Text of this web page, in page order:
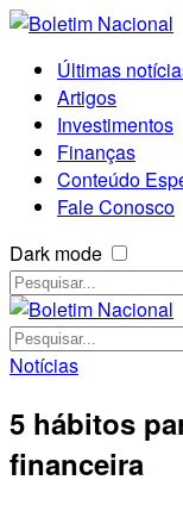
Últimas
Artigos
Investimentos
Finanças
Conteúdo
Fale Conosco
Dark mode
Notícias
5 hábitos
financeira